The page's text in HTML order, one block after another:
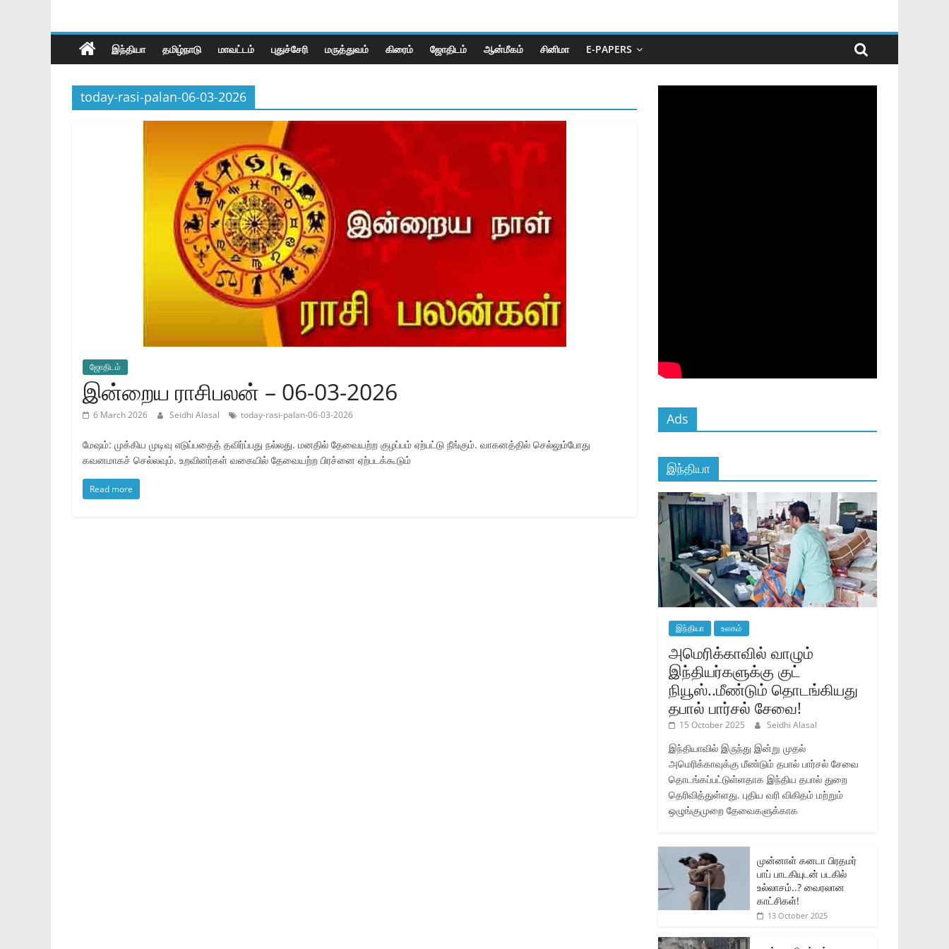
இந்தியா தமிழ்நாடு மாவட்டம் புதுச்சேரி மருத்துவம் கிரைம் ஜோ‌திட‌ம் ஆன்மீகம் சினிமா E-PAPERS
today-rasi-palan-06-03-2026
ஜோ‌திட‌ம்
இன்றைய ராசிபலன் – 06-03-2026
6 March 2026 Seidhi Alasal today-rasi-palan-06-03-2026
மேஷம்: முக்கிய முடிவு எடுப்பதைத் தவிர்ப்பது நல்லது. மனதில் தேவையற்ற குழப்பம் ஏற்பட்டு நீங்கும். வாகனத்தில் செல்லும்போது
கவனமாகச் செல்லவும். உறவினர்கள் வகையில் தேவையற்ற பிரச்னை ஏற்படக்கூடும்
Read more
Ads
இந்தியா
இந்தியா உலகம்
அமெரிக்காவில் வாழும்
இந்தியர்களுக்கு குட்
நியூஸ்..மீண்டும் தொடங்கியது
தபால் பார்சல் சேவை!
15 October 2025 Seidhi Alasal
இந்தியாவில் இருந்து இன்று முதல்
அமெரிக்காவுக்கு மீண்டும் தபால் பார்சல் சேவை
தொடங்கப்பட்டுள்ளதாக இந்திய தபால் துறை
தெரிவித்துள்ளது. புதிய வரி விகிதம் மற்றும்
ஒழுங்குமுறை தேவைகளுக்காக
முன்னாள் கனடா பிரதமர்
பாப் பாடகியுடன் படகில்
உல்லாசம்..? வைரலான
காட்சிகள்!
13 October 2025